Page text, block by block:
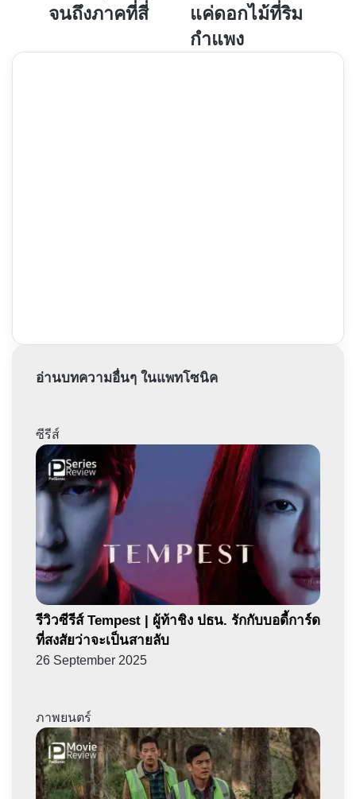
|จนถึงภาคที่สี่
Being
Wallflower
แค่ดอกไม้ที่ริม
กำแพง
อ่านบทความอื่นๆ ในแพทโซนิค
ซีรีส์
รีวิวซีรีส์ Tempest | ผู้ท้าชิง ปธน. รักกับบอดี้การ์ด
ที่สงสัยว่าจะเป็นสายลับ
26 September 2025
ภาพยนตร์